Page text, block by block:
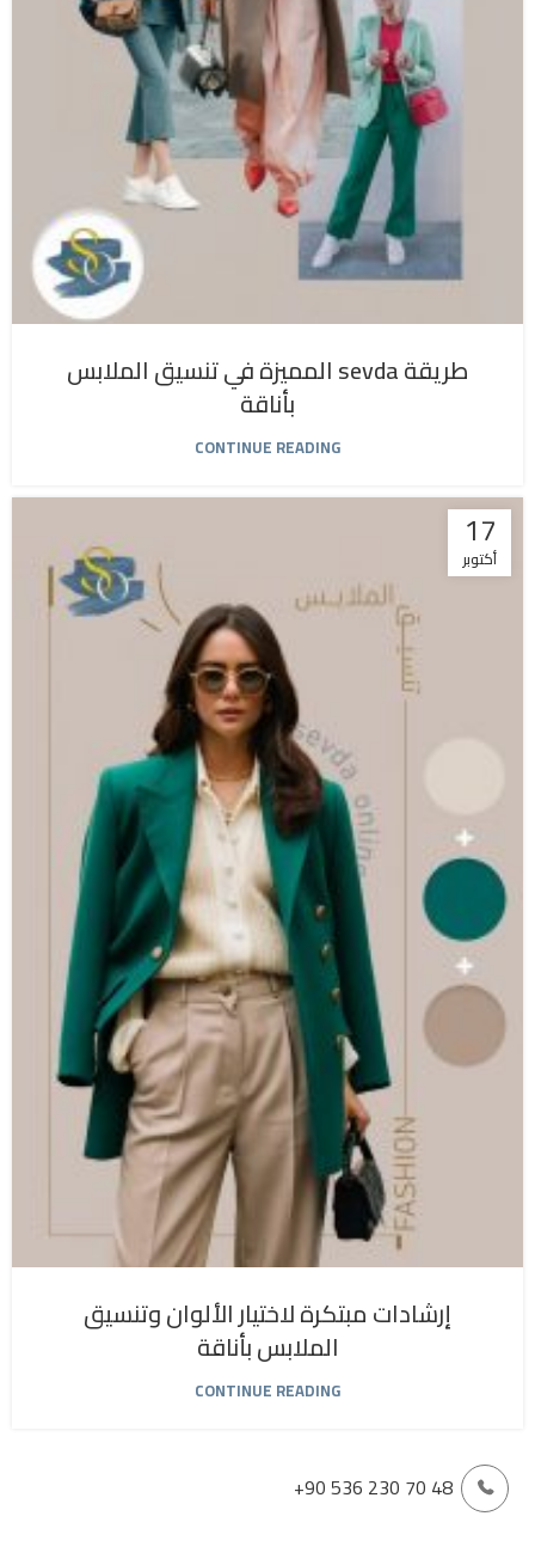
طريقة sevda المميزة في تنسيق الملابس
بأناقة
CONTINUE READING
17
أكتوبر
إرشادات مبتكرة لاختيار الألوان وتنسيق
الملابس بأناقة
CONTINUE READING
+90 536 230 70 48